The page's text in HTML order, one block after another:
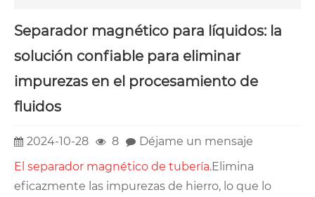
Separador magnético para líquidos: la
solución confiable para eliminar
impurezas en el procesamiento de
fluidos
2024-10-28 8
Déjame un mensaje
El separador magnético de tubería.Elimina
eficazmente las impurezas de hierro, lo que lo